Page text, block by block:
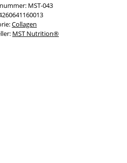
MST-043
Collagen
MST Nutrition®